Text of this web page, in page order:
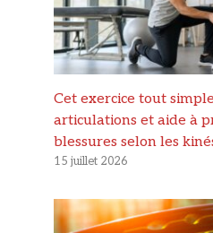
Cet exercice tout
articulations et aide à
blessures selon les
15 juillet 2026